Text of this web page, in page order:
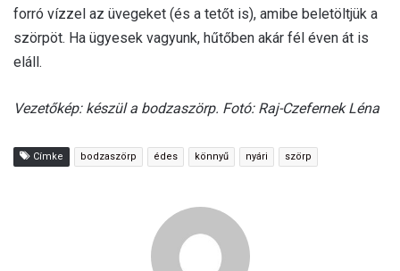
forró vízzel az üvegeket (és a tetőt is), amibe beletöltjük a
szörpöt. Ha ügyesek vagyunk, hűtőben akár fél éven át is
eláll.
Vezetőkép: készül a bodzaszörp. Fotó: Raj-Czefernek Léna
Címke bodzaszörp édes könnyű nyári szörp